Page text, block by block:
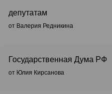
депутатам
от Валерия Редникина
Государственная Дума РФ
от Юлия Кирсанова